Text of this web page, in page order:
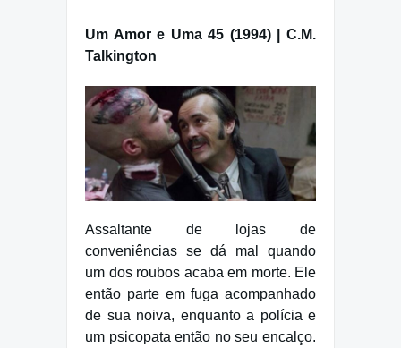
Um Amor e Uma 45 (1994) | C.M.
Talkington
Assaltante de lojas de
conveniências se dá mal quando
um dos roubos acaba em morte. Ele
então parte em fuga acompanhado
de sua noiva, enquanto a polícia e
um psicopata então no seu encalço.